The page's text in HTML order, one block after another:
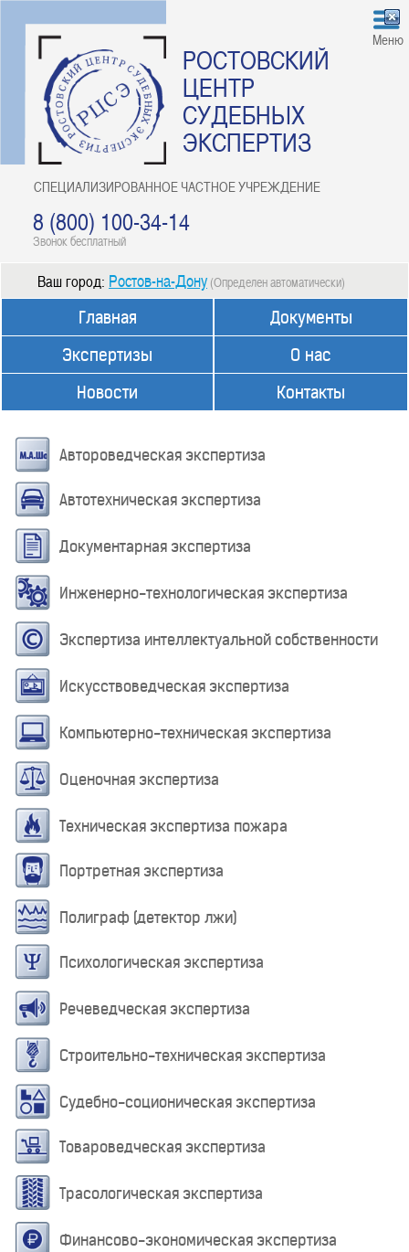
РОСТОВСКИЙ
ЦЕНТР
СУДЕБНЫХ
ЭКСПЕРТИЗ
СПЕЦИАЛИЗИРОВАННОЕ ЧАСТНОЕ УЧРЕЖДЕНИЕ
8 (800) 100-34-14
Звонок бесплатный
Меню
Ваш город: Ростов-на-Дону (Определен автоматически)
Главная
Экспертизы
Новости
Документы
О нас
Контакты
Автороведческая экспертиза
Автотехническая экспертиза
Документарная экспертиза
Инженерно-технологическая экспертиза
Экспертиза интеллектуальной собственности
Искусствоведческая экспертиза
Компьютерно-техническая экспертиза
Оценочная экспертиза
Техническая экспертиза пожара
Портретная экспертиза
Полиграф (детектор лжи)
Психологическая экспертиза
Речеведческая экспертиза
Строительно-техническая экспертиза
Судебно-соционическая экспертиза
Товароведческая экспертиза
Трасологическая экспертиза
Финансово-экономическая экспертиза